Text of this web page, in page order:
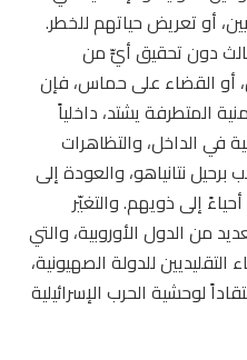
أو تعريض حياتهم للخطر.
دون تحقيق أيٍّ من
أو القضاء على حماس، فإن
المتطرفة يشتد، داخلياً
في الداخل، والتظاهرات
نتانياهو، والعودة إلى
إلى ذويهم. والتغيّر
من الدول الأوروبية، والتي
للدولة الصهيونية،
لوحشية الحرب الإسرائيلية